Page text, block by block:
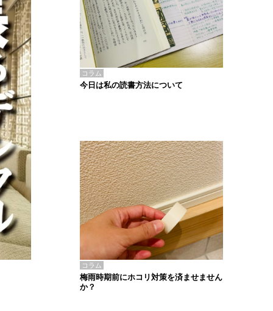
コラム
今日は私の読書方法について
コラム
梅雨時期前にホコリ対策を済ませません
か？